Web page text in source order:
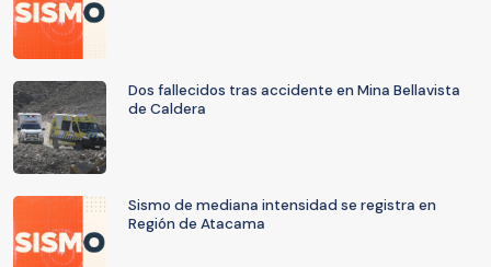
Dos fallecidos tras accidente en Mina Bellavista
de Caldera
Sismo de mediana intensidad se registra en
Región de Atacama